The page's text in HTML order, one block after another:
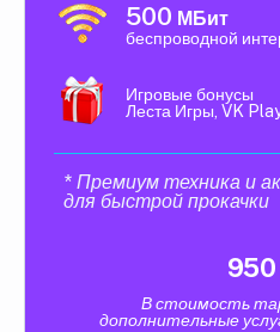
500 МБит
беспроводной
Игровые бонусы
Леста Игры, VK
* Премиум техника и
для быстрой прокачки
950
В стоимость
дополнительные